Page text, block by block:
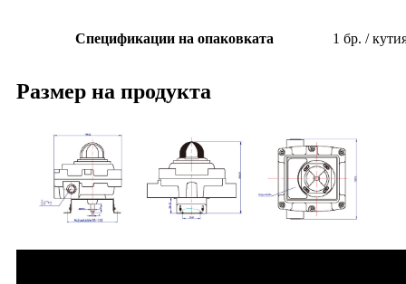
Спецификации на опаковката 1 бр. /
Размер на продукта